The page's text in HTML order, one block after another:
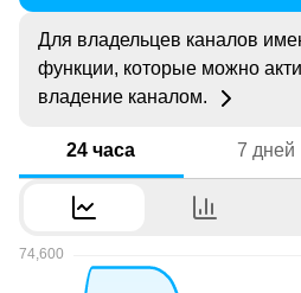
Для владельцев каналов
функции, которые можно
владение каналом.
24 часа 7 дней